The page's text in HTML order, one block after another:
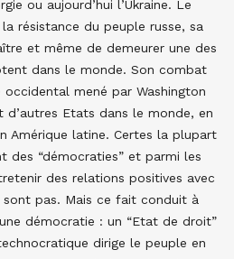
ou aujourd’hui l’Ukraine. Le
résistance du peuple russe, sa
et même de demeurer une des
dans le monde. Son combat
mené par Washington
d’autres Etats dans le monde, en
Amérique latine. Certes la plupart
des “démocraties” et parmi les
des relations positives avec
sont pas. Mais ce fait conduit à
démocratie : un “Etat de droit”
dirige le peuple en